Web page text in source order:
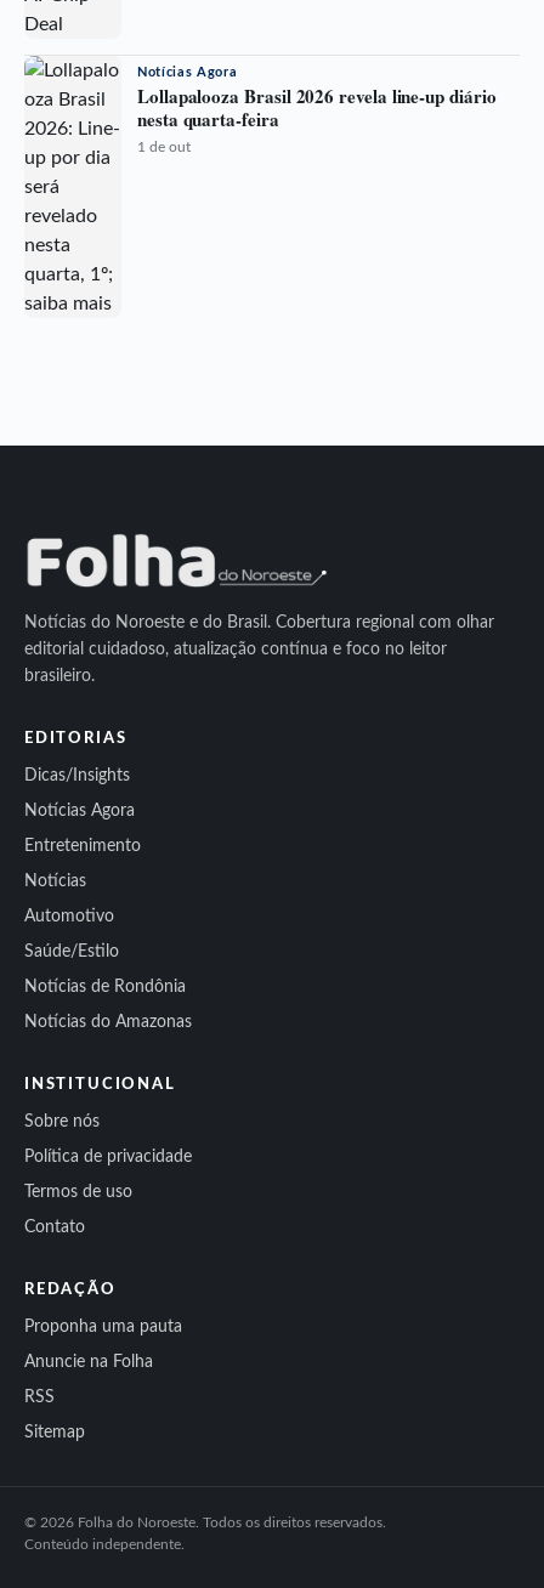
Notícias Agora
Lollapalooza Brasil 2026 revela line-up diário
nesta quarta-feira
1 de out
Notícias do Noroeste e do Brasil. Cobertura regional com olhar
editorial cuidadoso, atualização contínua e foco no leitor
brasileiro.
EDITORIAS
Dicas/Insights
Notícias Agora
Entretenimento
Notícias
Automotivo
Saúde/Estilo
Notícias de Rondônia
Notícias do Amazonas
INSTITUCIONAL
Sobre nós
Política de privacidade
Termos de uso
Contato
REDAÇÃO
Proponha uma pauta
Anuncie na Folha
RSS
Sitemap
© 2026 Folha do Noroeste. Todos os direitos reservados.
Conteúdo independente.